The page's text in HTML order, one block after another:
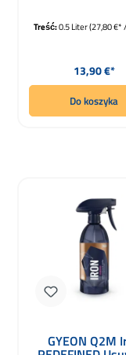
Treść:0.5 Liter(27,80 €*
Cena
13,90 €*
Do koszyka
GYEON Q2M